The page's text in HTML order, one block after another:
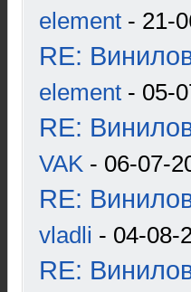
element - 21-
RE:
element - 05-
RE:
VAK - 06-07-
RE:
vladli - 04-08-
RE: